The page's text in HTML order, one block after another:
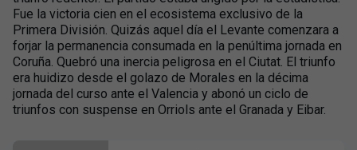
Fue la victoria cien en el ecosistema exclusivo de la
Primera División. Quizás aquel día el Levante comenzara a
forjar la permanencia consumada en la penúltima jornada en
Coruña. Quebró una inercia peligrosa en el Ciutat. El triunfo
era huidizo desde el golazo de Morales en la décima
jornada del curso ante el Valencia y abonó un ciclo de
triunfos con suspense en Orriols ante el Granada y Eibar.